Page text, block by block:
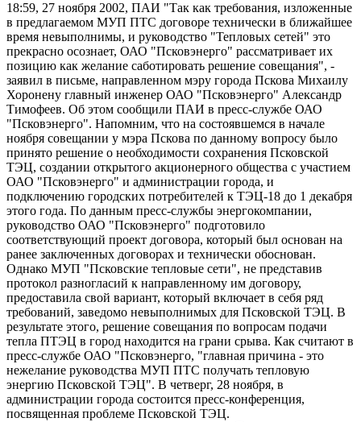
18:59, 27 ноября 2002, ПАИ "Так как требования, изложенные
в предлагаемом МУП ПТС договоре технически в ближайшее
время невыполнимы, и руководство "Тепловых сетей" это
прекрасно осознает, ОАО "Псковэнерго" рассматривает их
позицию как желание саботировать решение совещания", -
заявил в письме, направленном мэру города Пскова Михаилу
Хоронену главный инженер ОАО "Псковэнерго" Александр
Тимофеев. Об этом сообщили ПАИ в пресс-службе ОАО
"Псковэнерго". Напомним, что на состоявшемся в начале
ноября совещании у мэра Пскова по данному вопросу было
принято решение о необходимости сохранения Псковской
ТЭЦ, создании открытого акционерного общества с участием
ОАО "Псковэнерго" и администрации города, и
подключению городских потребителей к ТЭЦ-18 до 1 декабря
этого года. По данным пресс-службы энергокомпании,
руководство ОАО "Псковэнерго" подготовило
соответствующий проект договора, который был основан на
ранее заключенных договорах и технически обоснован.
Однако МУП "Псковские тепловые сети", не представив
протокол разногласий к направленному им договору,
предоставила свой вариант, который включает в себя ряд
требований, заведомо невыполнимых для Псковской ТЭЦ. В
результате этого, решение совещания по вопросам подачи
тепла ПТЭЦ в город находится на грани срыва. Как считают в
пресс-службе ОАО "Псковэнерго, "главная причина - это
нежелание руководства МУП ПТС получать тепловую
энергию Псковской ТЭЦ". В четверг, 28 ноября, в
администрации города состоится пресс-конференция,
посвященная проблеме Псковской ТЭЦ.